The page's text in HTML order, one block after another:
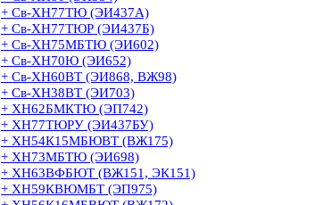
+ Св-ХН77ТЮ (ЭИ437А)
+ Св-ХН77ТЮР (ЭИ437Б)
+ Св-ХН75МБТЮ (ЭИ602)
+ Св-ХН70Ю (ЭИ652)
+ Св-ХН60ВТ (ЭИ868, ВЖ98)
+ Св-ХН38ВТ (ЭИ703)
+ ХН62БМКТЮ (ЭП742)
+ ХН77ТЮРУ (ЭИ437БУ)
+ ХН54К15МБЮВТ (ВЖ175)
+ ХН73МБТЮ (ЭИ698)
+ ХН63ВФБЮТ (ВЖ151, ЭК151)
+ ХН59КВЮМБТ (ЭП975)